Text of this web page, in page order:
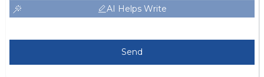
AI Helps Write
Send